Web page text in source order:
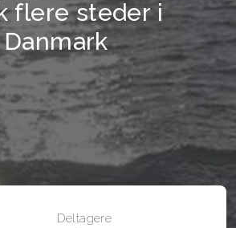
flere steder i
Danmark
Deltagere